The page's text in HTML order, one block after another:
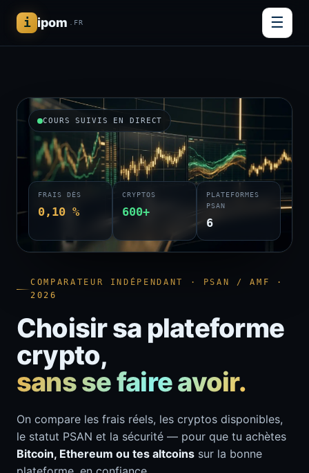
i ipom .FR ☰
COMPARATEUR INDÉPENDANT · PSAN / AMF ·
2026
Choisir sa plateforme
crypto,
sans se faire avoir.
On compare les frais réels, les cryptos disponibles,
le statut PSAN et la sécurité — pour que tu achètes
Bitcoin, Ethereum ou tes altcoins sur la bonne
COURS SUIVIS EN DIRECT
FRAIS DÈS
0,10 %
CRYPTOS
600+
PLATEFORMES
PSAN
6